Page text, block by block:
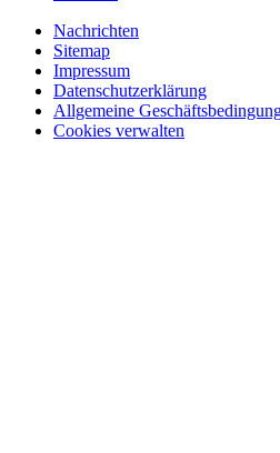
Nachrichten
Sitemap
Impressum
Datenschutzerklärung
Allgemeine
Cookies verwalten